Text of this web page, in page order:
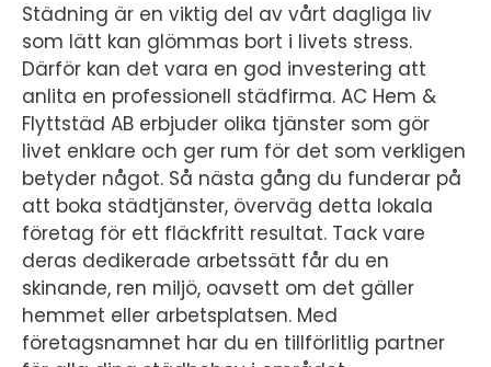
Städning är en viktig del av vårt dagliga liv
som lätt kan glömmas bort i livets stress.
Därför kan det vara en god investering att
anlita en professionell städfirma. AC Hem &
Flyttstäd AB erbjuder olika tjänster som gör
livet enklare och ger rum för det som verkligen
betyder något. Så nästa gång du funderar på
att boka städtjänster, överväg detta lokala
företag för ett fläckfritt resultat. Tack vare
deras dedikerade arbetssätt får du en
skinande, ren miljö, oavsett om det gäller
hemmet eller arbetsplatsen. Med
företagsnamnet har du en tillförlitlig partner